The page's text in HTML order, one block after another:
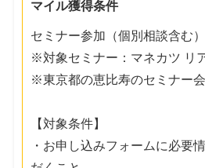
マイル獲得条件
セミナー参加（個別相談含む
※対象セミナー：マネカツ リ
※東京都の恵比寿のセミナー
【対象条件】
・お申し込みフォームに必要